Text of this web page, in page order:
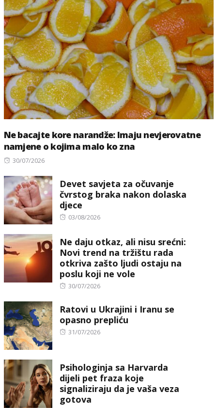
Ne bacajte kore narandže: Imaju nevjerovatne
namjene o kojima malo ko zna
Posted
30/07/2026
Devet savjeta za očuvanje
čvrstog braka nakon dolaska
djece
Posted
03/08/2026
Ne daju otkaz, ali nisu srećni:
Novi trend na tržištu rada
otkriva zašto ljudi ostaju na
poslu koji ne vole
Posted
30/07/2026
Ratovi u Ukrajini i Iranu se
opasno prepliću
Posted
31/07/2026
Psihologinja sa Harvarda
dijeli pet fraza koje
signaliziraju da je vaša veza
gotova